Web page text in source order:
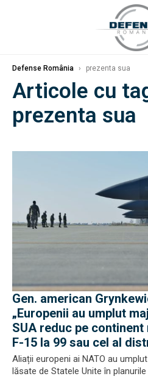
Defense România › prezenta sua
Articole cu
prezenta sua
Gen. american
„Europenii au umplut
SUA reduc pe
F-15 la 99 sau cel al
Aliații europeni ai NATO au
lăsate de Statele Unite în